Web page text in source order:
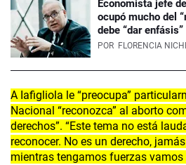
Economista jefe
ocupó mucho del
debe “dar enfásis”
POR FLORENCIA
A Iafigliola le “preocupa”
Nacional “reconozca” al aborto
derechos”. “Este tema no está
reconocer. No es un derecho,
mientras tengamos fuerzas